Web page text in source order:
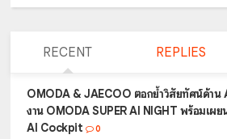
RECENT REPLIES
OMODA & JAECOO ตอกย้ำวิสัยทัศน์ด้า
งาน OMODA SUPER AI NIGHT พร้อมเผ
AI Cockpit
0